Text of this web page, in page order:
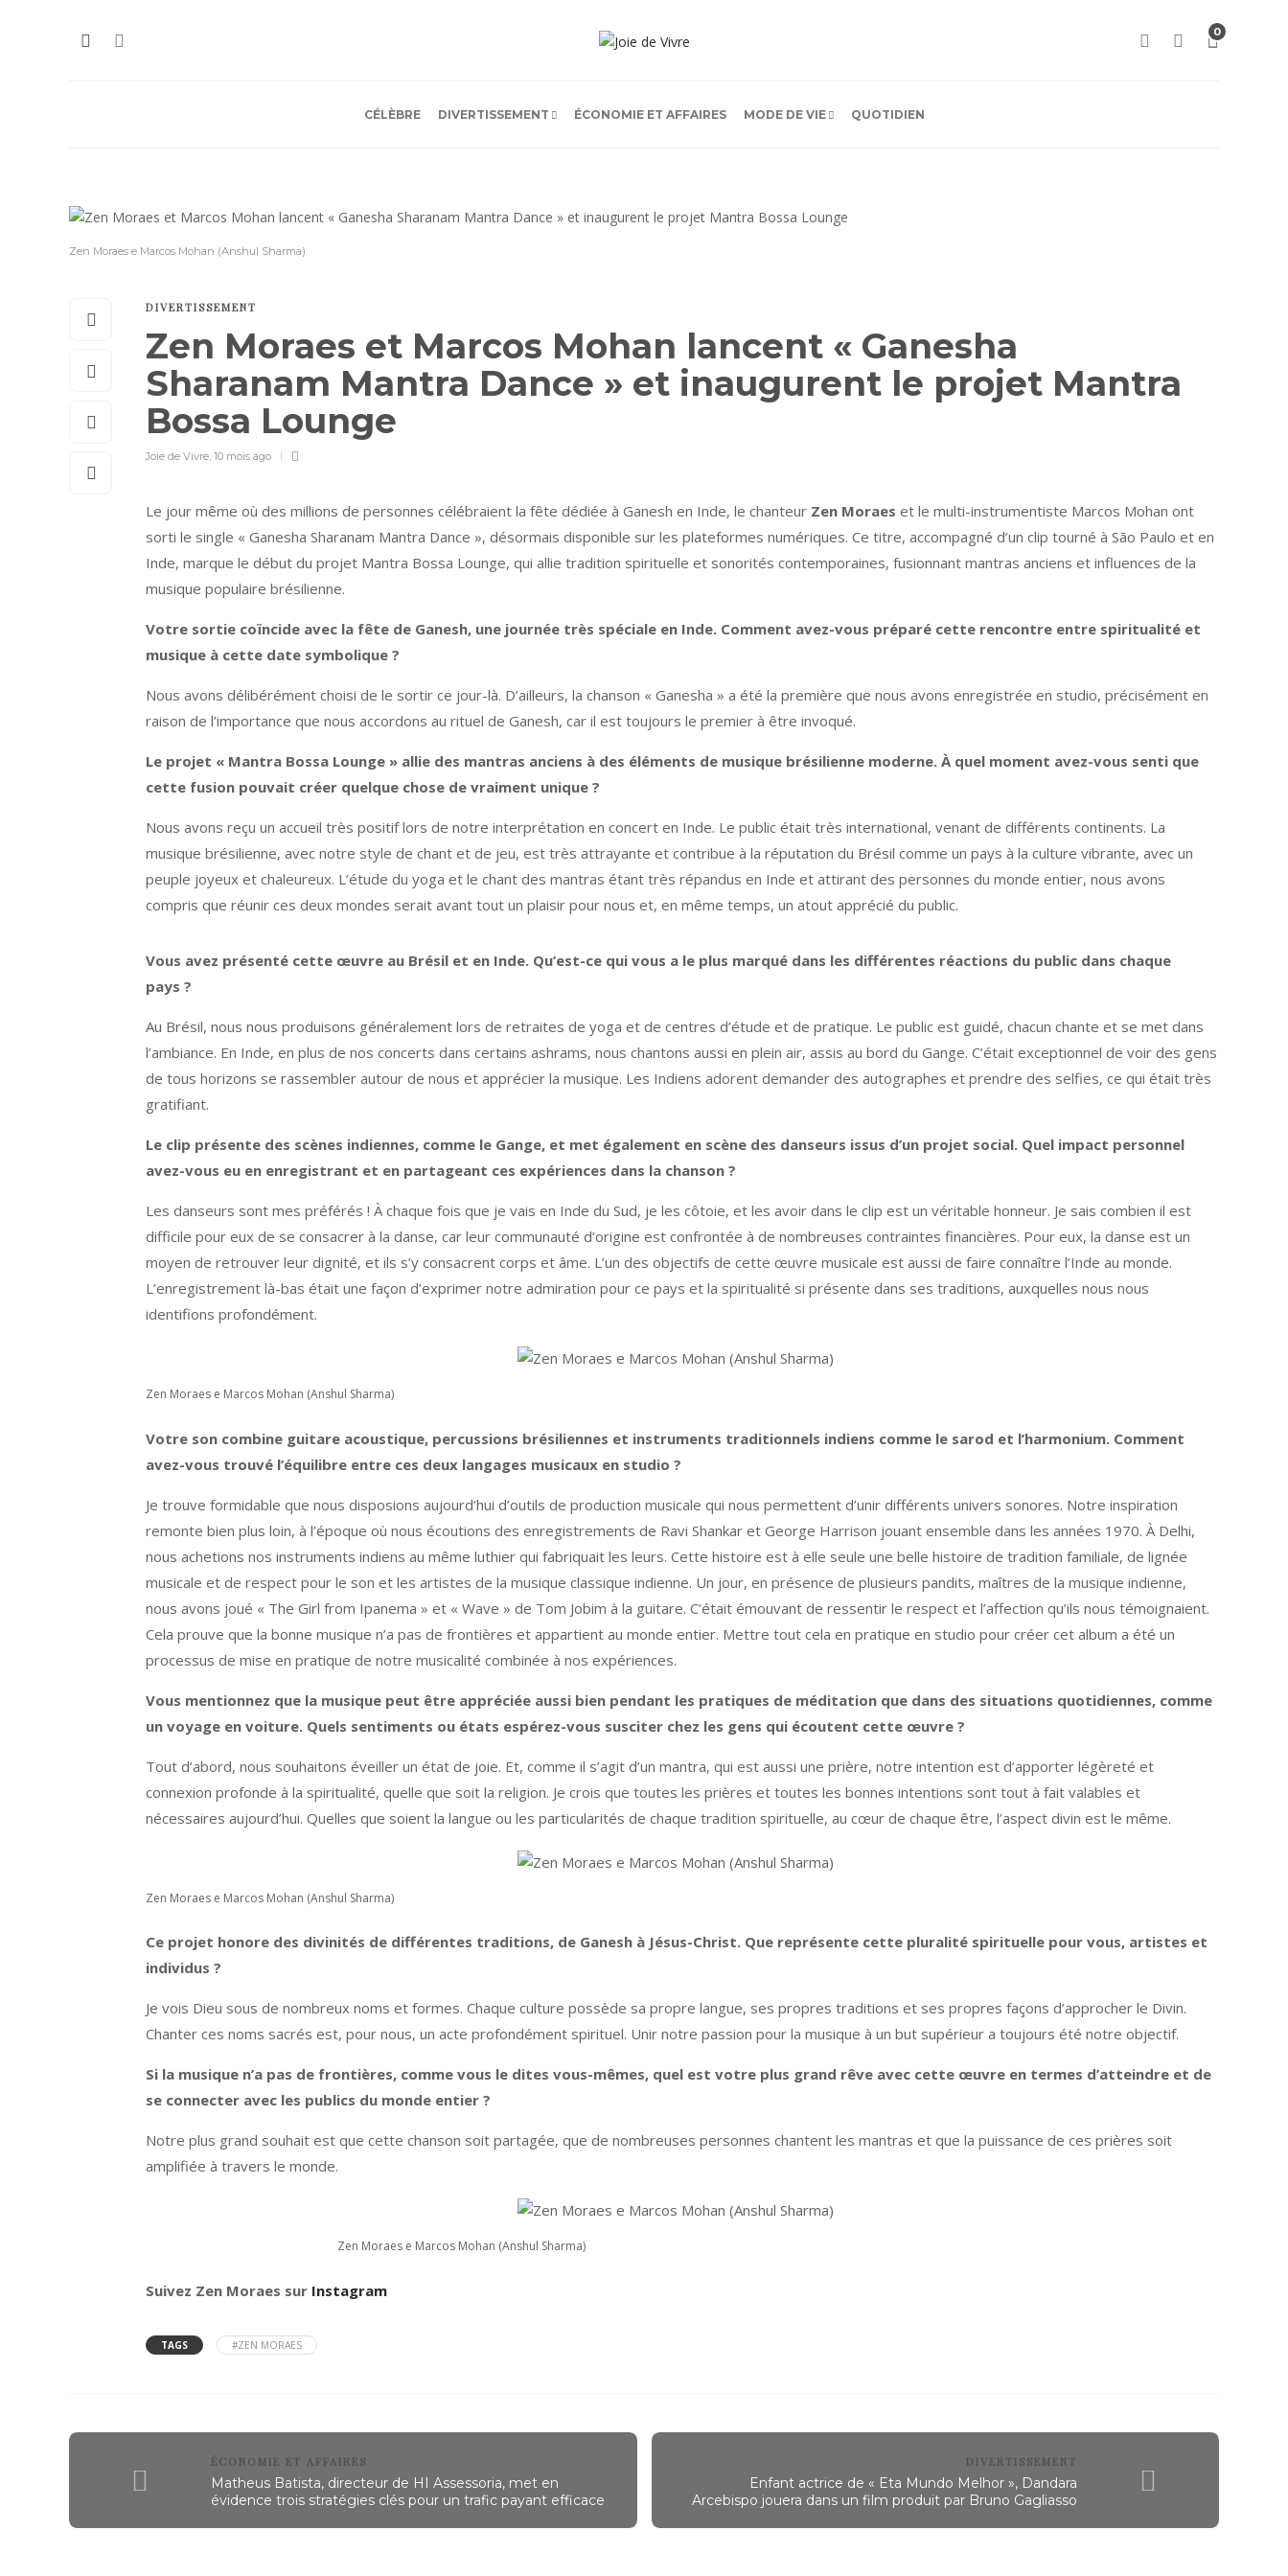
0
CÉLÈBRE DIVERTISSEMENT ÉCONOMIE ET AFFAIRES MODE DE VIE QUOTIDIEN
Zen Moraes e Marcos Mohan (Anshul Sharma)
DIVERTISSEMENT
Zen Moraes et Marcos Mohan lancent « Ganesha
Sharanam Mantra Dance » et inaugurent le projet Mantra
Bossa Lounge
Joie de Vivre, 10 mois ago
Le jour même où des millions de personnes célébraient la fête dédiée à Ganesh en Inde, le chanteur Zen Moraes et le multi-instrumentiste Marcos Mohan ont
sorti le single « Ganesha Sharanam Mantra Dance », désormais disponible sur les plateformes numériques. Ce titre, accompagné d’un clip tourné à São Paulo et en
Inde, marque le début du projet Mantra Bossa Lounge, qui allie tradition spirituelle et sonorités contemporaines, fusionnant mantras anciens et influences de la
musique populaire brésilienne.
Votre sortie coïncide avec la fête de Ganesh, une journée très spéciale en Inde. Comment avez-vous préparé cette rencontre entre spiritualité et
musique à cette date symbolique ?
Nous avons délibérément choisi de le sortir ce jour-là. D’ailleurs, la chanson « Ganesha » a été la première que nous avons enregistrée en studio, précisément en
raison de l’importance que nous accordons au rituel de Ganesh, car il est toujours le premier à être invoqué.
Le projet « Mantra Bossa Lounge » allie des mantras anciens à des éléments de musique brésilienne moderne. À quel moment avez-vous senti que
cette fusion pouvait créer quelque chose de vraiment unique ?
Nous avons reçu un accueil très positif lors de notre interprétation en concert en Inde. Le public était très international, venant de différents continents. La
musique brésilienne, avec notre style de chant et de jeu, est très attrayante et contribue à la réputation du Brésil comme un pays à la culture vibrante, avec un
peuple joyeux et chaleureux. L’étude du yoga et le chant des mantras étant très répandus en Inde et attirant des personnes du monde entier, nous avons
compris que réunir ces deux mondes serait avant tout un plaisir pour nous et, en même temps, un atout apprécié du public.
Vous avez présenté cette œuvre au Brésil et en Inde. Qu’est-ce qui vous a le plus marqué dans les différentes réactions du public dans chaque
pays ?
Au Brésil, nous nous produisons généralement lors de retraites de yoga et de centres d’étude et de pratique. Le public est guidé, chacun chante et se met dans
l’ambiance. En Inde, en plus de nos concerts dans certains ashrams, nous chantons aussi en plein air, assis au bord du Gange. C’était exceptionnel de voir des gens
de tous horizons se rassembler autour de nous et apprécier la musique. Les Indiens adorent demander des autographes et prendre des selfies, ce qui était très
gratifiant.
Le clip présente des scènes indiennes, comme le Gange, et met également en scène des danseurs issus d’un projet social. Quel impact personnel
avez-vous eu en enregistrant et en partageant ces expériences dans la chanson ?
Les danseurs sont mes préférés ! À chaque fois que je vais en Inde du Sud, je les côtoie, et les avoir dans le clip est un véritable honneur. Je sais combien il est
difficile pour eux de se consacrer à la danse, car leur communauté d’origine est confrontée à de nombreuses contraintes financières. Pour eux, la danse est un
moyen de retrouver leur dignité, et ils s’y consacrent corps et âme. L’un des objectifs de cette œuvre musicale est aussi de faire connaître l’Inde au monde.
L’enregistrement là-bas était une façon d’exprimer notre admiration pour ce pays et la spiritualité si présente dans ses traditions, auxquelles nous nous
identifions profondément.
Zen Moraes e Marcos Mohan (Anshul Sharma)
Votre son combine guitare acoustique, percussions brésiliennes et instruments traditionnels indiens comme le sarod et l’harmonium. Comment
avez-vous trouvé l’équilibre entre ces deux langages musicaux en studio ?
Je trouve formidable que nous disposions aujourd’hui d’outils de production musicale qui nous permettent d’unir différents univers sonores. Notre inspiration
remonte bien plus loin, à l’époque où nous écoutions des enregistrements de Ravi Shankar et George Harrison jouant ensemble dans les années 1970. À Delhi,
nous achetions nos instruments indiens au même luthier qui fabriquait les leurs. Cette histoire est à elle seule une belle histoire de tradition familiale, de lignée
musicale et de respect pour le son et les artistes de la musique classique indienne. Un jour, en présence de plusieurs pandits, maîtres de la musique indienne,
nous avons joué « The Girl from Ipanema » et « Wave » de Tom Jobim à la guitare. C’était émouvant de ressentir le respect et l’affection qu’ils nous témoignaient.
Cela prouve que la bonne musique n’a pas de frontières et appartient au monde entier. Mettre tout cela en pratique en studio pour créer cet album a été un
processus de mise en pratique de notre musicalité combinée à nos expériences.
Vous mentionnez que la musique peut être appréciée aussi bien pendant les pratiques de méditation que dans des situations quotidiennes, comme
un voyage en voiture. Quels sentiments ou états espérez-vous susciter chez les gens qui écoutent cette œuvre ?
Tout d’abord, nous souhaitons éveiller un état de joie. Et, comme il s’agit d’un mantra, qui est aussi une prière, notre intention est d’apporter légèreté et
connexion profonde à la spiritualité, quelle que soit la religion. Je crois que toutes les prières et toutes les bonnes intentions sont tout à fait valables et
nécessaires aujourd’hui. Quelles que soient la langue ou les particularités de chaque tradition spirituelle, au cœur de chaque être, l’aspect divin est le même.
Zen Moraes e Marcos Mohan (Anshul Sharma)
Ce projet honore des divinités de différentes traditions, de Ganesh à Jésus-Christ. Que représente cette pluralité spirituelle pour vous, artistes et
individus ?
Je vois Dieu sous de nombreux noms et formes. Chaque culture possède sa propre langue, ses propres traditions et ses propres façons d’approcher le Divin.
Chanter ces noms sacrés est, pour nous, un acte profondément spirituel. Unir notre passion pour la musique à un but supérieur a toujours été notre objectif.
Si la musique n’a pas de frontières, comme vous le dites vous-mêmes, quel est votre plus grand rêve avec cette œuvre en termes d’atteindre et de
se connecter avec les publics du monde entier ?
Notre plus grand souhait est que cette chanson soit partagée, que de nombreuses personnes chantent les mantras et que la puissance de ces prières soit
amplifiée à travers le monde.
Zen Moraes e Marcos Mohan (Anshul Sharma)
Suivez Zen Moraes sur Instagram
TAGS #ZEN MORAES
ÉCONOMIE ET AFFAIRES
Matheus Batista, directeur de HI Assessoria, met en
évidence trois stratégies clés pour un trafic payant efficace
DIVERTISSEMENT
Enfant actrice de « Eta Mundo Melhor », Dandara
Arcebispo jouera dans un film produit par Bruno Gagliasso